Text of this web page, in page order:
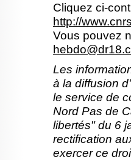
Cliquez ci-
http://
Vous pouvez
Les
à la diffusion
le service de
Nord Pas de
libertés" du 6
rectification
exercer ce